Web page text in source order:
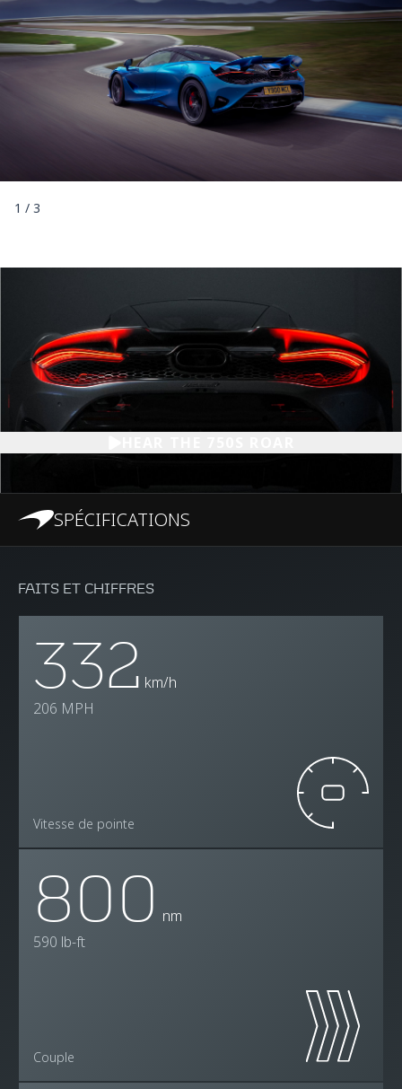
1 / 3
SPÉCIFICATIONS
FAITS ET CHIFFRES
332 km/h
206 MPH
Vitesse de pointe
800 nm
590 lb-ft
Couple